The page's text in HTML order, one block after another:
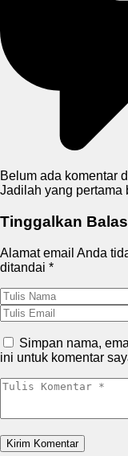
Belum ada komentar
Jadilah yang pertama
Tinggalkan
Alamat email Anda
ditandai *
Simpan nama,
ini untuk komentar